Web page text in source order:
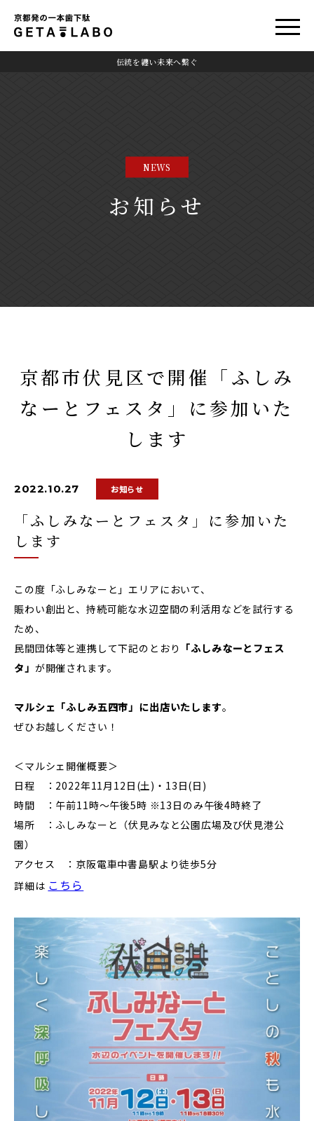
伝統を纏い未来へ繋ぐ
NEWS
お知らせ
京都市伏見区で開催「ふしみ
なーとフェスタ」に参加いた
します
2022.10.27 お知らせ
「ふしみなーとフェスタ」に参加いた
します
この度「ふしみなーと」エリアにおいて、
賑わい創出と、持続可能な水辺空間の利活用などを試行する
ため、
民間団体等と連携して下記のとおり 「ふしみなーとフェス
タ」 が開催されます。
マルシェ「ふしみ五四市」に出店いたします。
ぜひお越しください！
＜マルシェ開催概要＞
日程 ：2022年11月12日(土)・13日(日)
時間 ：午前11時～午後5時 ※13日のみ午後4時終了
場所 ：ふしみなーと（伏見みなと公園広場及び伏見港公
園）
アクセス ：京阪電車中書島駅より徒歩5分
詳細は こちら